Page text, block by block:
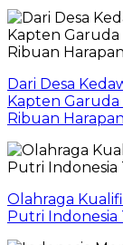
Dari Desa
Kapten Garuda
Ribuan
Olahraga
Putri Indonesia